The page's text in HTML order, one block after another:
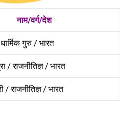
नाम/वर्ग/देश
गुरु / भारत
/ राजनीतिज्ञ / भारत
/ राजनीतिज्ञ / भारत